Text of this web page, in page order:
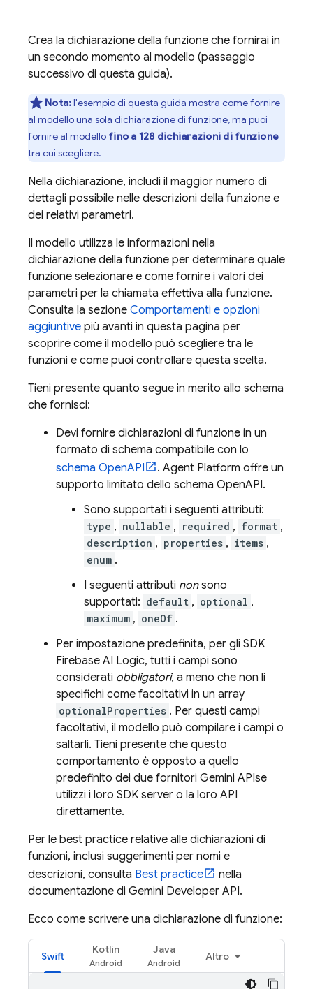
Crea la dichiarazione della funzione che fornirai in
un secondo momento al modello (passaggio
successivo di questa guida).
Nota:l'esempio di questa guida mostra come fornire
al modello una sola dichiarazione di funzione, ma puoi
fornire al modello fino a 128 dichiarazioni di funzione
tra cui scegliere.
Nella dichiarazione, includi il maggior numero di
dettagli possibile nelle descrizioni della funzione e
dei relativi parametri.
Il modello utilizza le informazioni nella
dichiarazione della funzione per determinare quale
funzione selezionare e come fornire i valori dei
parametri per la chiamata effettiva alla funzione.
Consulta la sezione Comportamenti e opzioni
aggiuntive più avanti in questa pagina per
scoprire come il modello può scegliere tra le
funzioni e come puoi controllare questa scelta.
Tieni presente quanto segue in merito allo schema
che fornisci:
Devi fornire dichiarazioni di funzione in un
formato di schema compatibile con lo
schema OpenAPI
. Agent Platform offre un
supporto limitato dello schema OpenAPI.
Sono supportati i seguenti attributi:
type , nullable , required , format ,
description , properties , items ,
enum .
I seguenti attributi nonsono
supportati: default , optional ,
maximum , oneOf .
Per impostazione predefinita, per gli SDK
Firebase AI Logic, tutti i campi sono
considerati obbligatori, a meno che non li
specifichi come facoltativi in un array
optionalProperties . Per questi campi
facoltativi, il modello può compilare i campi o
saltarli. Tieni presente che questo
comportamento è opposto a quello
predefinito dei due fornitori Gemini APIse
utilizzi i loro SDK server o la loro API
direttamente.
Per le best practice relative alle dichiarazioni di
funzioni, inclusi suggerimenti per nomi e
descrizioni, consulta Best practice
nella
documentazione di Gemini Developer API.
Ecco come scrivere una dichiarazione di funzione:
Swift
Kotlin Java
Altro